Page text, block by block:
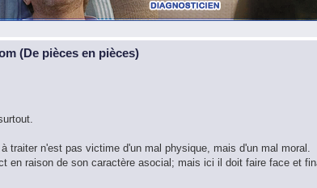
(De pièces en pièces)
traiter n'est pas victime d'un mal physique, mais d'un mal moral.
en raison de son caractère asocial; mais ici il doit faire face et